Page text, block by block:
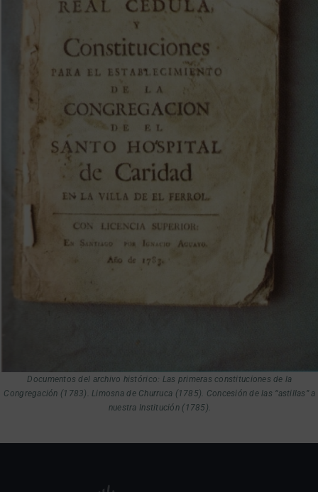
Documentos del archivo histórico: Las primeras constituciones de la
Congregación (1783). Limosna de Churruca (1785). Concesión de las “astillas” a
nuestra Institución (1785).